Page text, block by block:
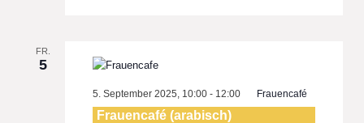
FR.
5
5. September 2025, 10:00 - 12:00 Frauencafé
Frauencafé (arabisch)